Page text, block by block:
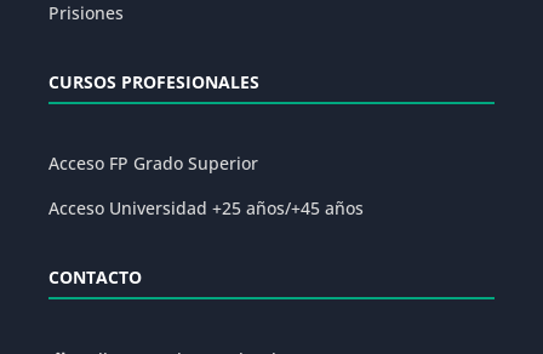
Prisiones
CURSOS PROFESIONALES
Acceso FP Grado Superior
Acceso Universidad +25 años/+45 años
CONTACTO